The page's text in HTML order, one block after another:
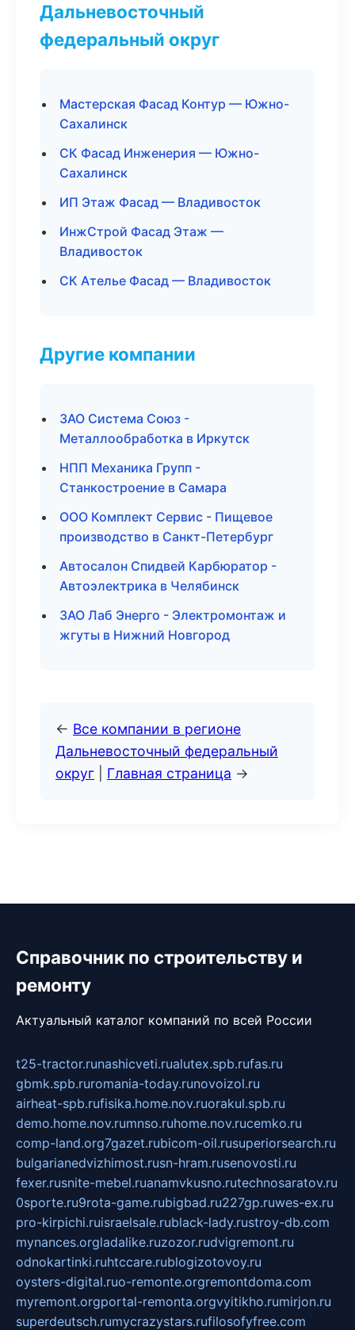
Дальневосточный
федеральный округ
Мастерская Фасад Контур — Южно-
Сахалинск
СК Фасад Инженерия — Южно-
Сахалинск
ИП Этаж Фасад — Владивосток
ИнжСтрой Фасад Этаж —
Владивосток
СК Ателье Фасад — Владивосток
Другие компании
ЗАО Система Союз -
Металлообработка в Иркутск
НПП Механика Групп -
Станкостроение в Самара
ООО Комплект Сервис - Пищевое
производство в Санкт-Петербург
Автосалон Спидвей Карбюратор -
Автоэлектрика в Челябинск
ЗАО Лаб Энерго - Электромонтаж и
жгуты в Нижний Новгород
← Все компании в регионе
Дальневосточный федеральный
округ
Главная страница →
Справочник по строительству и
ремонту
Актуальный каталог компаний по всей России
t25-tractor.runashicveti.rualutex.spb.rufas.ru
gbmk.spb.ruromania-today.runovoizol.ru
airheat-spb.rufisika.home.nov.ruorakul.spb.ru
demo.home.nov.rumnso.ruhome.nov.rucemko.ru
comp-land.org7gazet.rubicom-oil.rusuperiorsearch.ru
bulgarianedvizhimost.rusn-hram.rusenovosti.ru
fexer.rusnite-mebel.ruanamvkusno.rutechnosaratov.ru
0sporte.ru9rota-game.rubigbad.ru227gp.ruwes-ex.ru
pro-kirpichi.ruisraelsale.rublack-lady.rustroy-db.com
mynances.orgladalike.ruzozor.rudvigremont.ru
odnokartinki.ruhtccare.rublogizotovoy.ru
oysters-digital.ruo-remonte.orgremontdoma.com
myremont.orgportal-remonta.orgvyitikho.rumirjon.ru
superdeutsch.rumycrazystars.rufilosofyfree.com